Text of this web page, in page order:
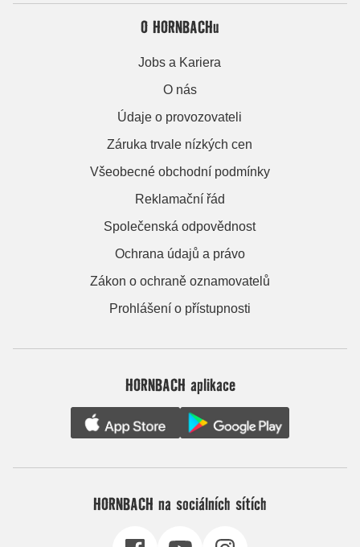
O HORNBACHu
Jobs a Kariera
O nás
Údaje o provozovateli
Záruka trvale nízkých cen
Všeobecné obchodní podmínky
Reklamační řád
Společenská odpovědnost
Ochrana údajů a právo
Zákon o ochraně oznamovatelů
Prohlášení o přístupnosti
HORNBACH aplikace
HORNBACH na sociálních sítích